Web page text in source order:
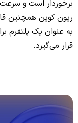
برخوردار است و
ریون کوین همچنین
به عنوان یک پلتفرم
قرار می‌گیرد.